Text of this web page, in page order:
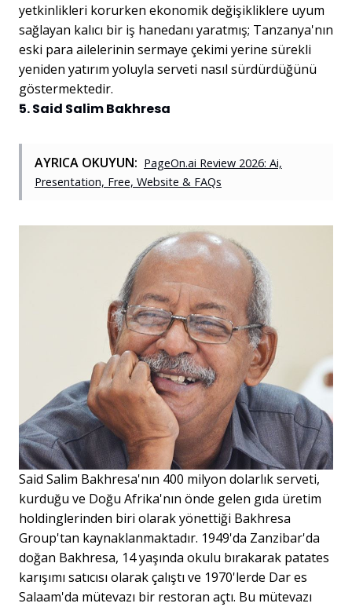
yetkinlikleri korurken ekonomik değişikliklere uyum
sağlayan kalıcı bir iş hanedanı yaratmış; Tanzanya'nın
eski para ailelerinin sermaye çekimi yerine sürekli
yeniden yatırım yoluyla serveti nasıl sürdürdüğünü
göstermektedir.
5. Said Salim Bakhresa
AYRICA OKUYUN: PageOn.ai Review 2026: Ai,
Presentation, Free, Website & FAQs
Said Salim Bakhresa'nın 400 milyon dolarlık serveti,
kurduğu ve Doğu Afrika'nın önde gelen gıda üretim
holdinglerinden biri olarak yönettiği Bakhresa
Group'tan kaynaklanmaktadır. 1949'da Zanzibar'da
doğan Bakhresa, 14 yaşında okulu bırakarak patates
karışımı satıcısı olarak çalıştı ve 1970'lerde Dar es
Salaam'da mütevazı bir restoran açtı. Bu mütevazı